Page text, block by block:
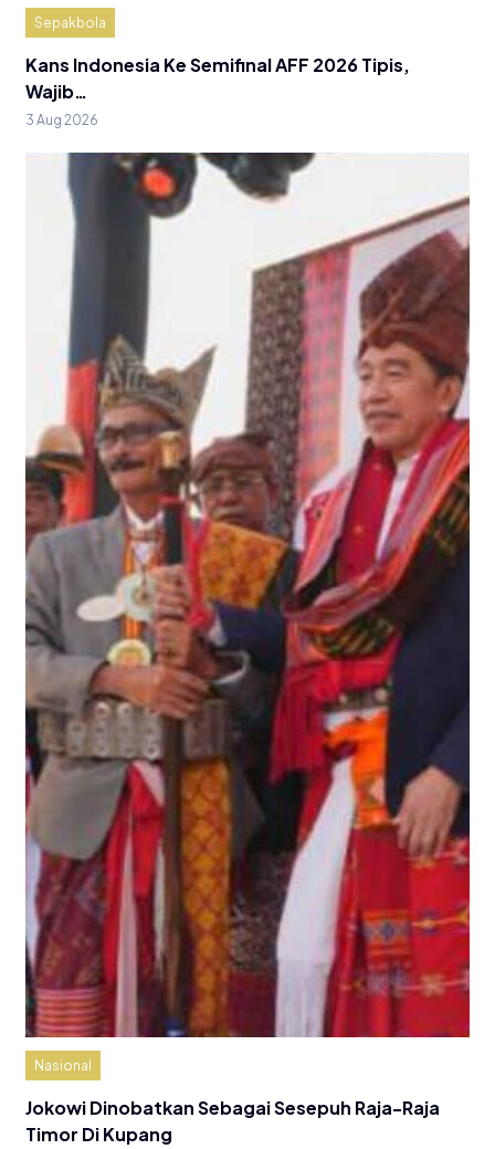
Sepakbola
Kans Indonesia Ke Semifinal AFF 2026 Tipis,
Wajib…
3 Aug 2026
Nasional
Jokowi Dinobatkan Sebagai Sesepuh Raja-Raja
Timor Di Kupang